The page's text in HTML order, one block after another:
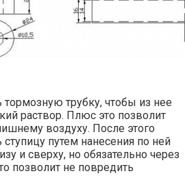
тормозную трубку, чтобы из нее
раствор. Плюс это позволит
воздуху. После этого
путем нанесения по ней
и сверху, но обязательно через
позволит не повредить